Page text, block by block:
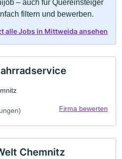
– auch für Quereinsteiger
filtern und bewerben.
alle Jobs in Mittweida ansehen
Firma bewerten
Chemnitz